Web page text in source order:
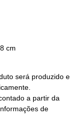
cm
será produzido e
a partir da
de